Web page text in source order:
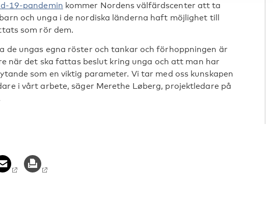
19-pandemin kommer Nordens välfärdscenter att ta
och unga i de nordiska länderna haft möjlighet till
som rör dem.
de ungas egna röster och tankar och förhoppningen är
när det ska fattas beslut kring unga och att man har
som en viktig parameter. Vi tar med oss kunskapen
i vårt arbete, säger Merethe Løberg, projektledare på